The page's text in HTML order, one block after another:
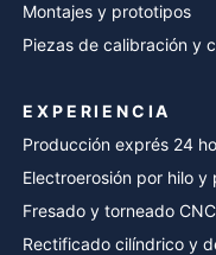
Montajes y prototipos
Piezas de calibración y
EXPERIENCIA
Producción exprés 24
Electroerosión por hilo
Fresado y torneado CNC
Rectificado cilíndrico y